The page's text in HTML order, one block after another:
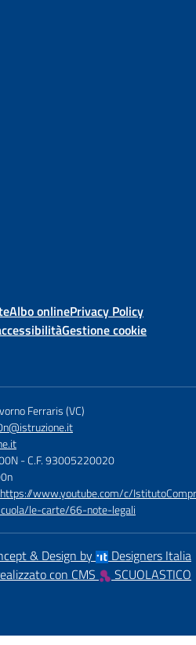
Albo onlinePrivacy Policy
Gestione cookie
Ferraris (VC)
- C.F. 93005220020
https://www.youtube.com/c/
le-carte/66-note-legali
& Design by
Designers Italia
con CMS
SCUOLASTICO